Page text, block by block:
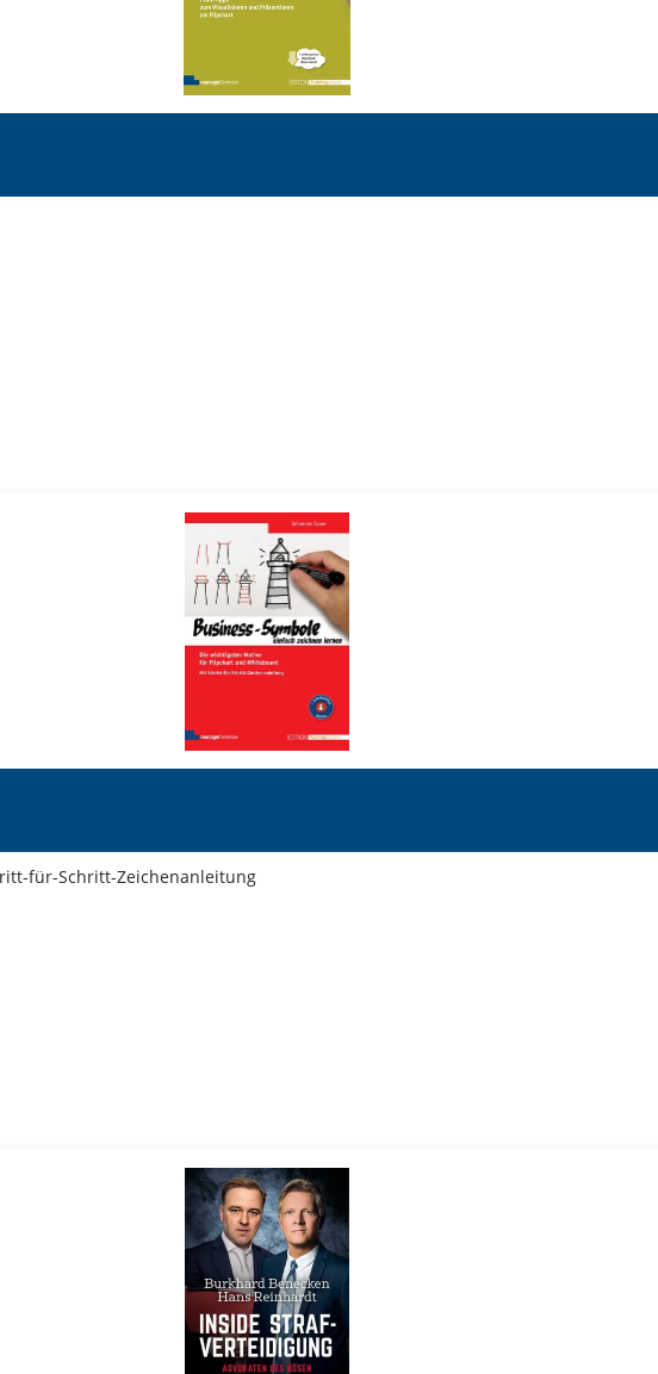
für-Schritt-Zeichenanleitung